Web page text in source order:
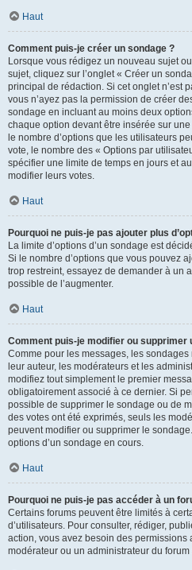
Haut
Comment puis-je créer un sondage ?
Lorsque vous rédigez un nouveau sujet
sujet, cliquez sur l’onglet « Créer un
principal de rédaction. Si cet onglet n’est
vous n’ayez pas la permission de créer
sondage en incluant au moins deux
chaque option devant être insérée sur
le nombre d’options que les utilisateurs
vote, le nombre des « Options par
spécifier une limite de temps en jours et
modifier leurs votes.
Haut
Pourquoi ne puis-je pas ajouter plus
La limite d’options d’un sondage est
Si le nombre d’options que vous pouvez
trop restreint, essayez de demander à un
possible de l’augmenter.
Haut
Comment puis-je modifier ou supprimer
Comme pour les messages, les
leur auteur, les modérateurs et les
modifiez tout simplement le premier
obligatoirement associé à ce dernier. Si
possible de supprimer le sondage ou de
des votes ont été exprimés, seuls les
peuvent modifier ou supprimer le
options d’un sondage en cours.
Haut
Pourquoi ne puis-je pas accéder à un
Certains forums peuvent être limités à
d’utilisateurs. Pour consulter, rédiger,
action, vous avez besoin des permissions
modérateur ou un administrateur du